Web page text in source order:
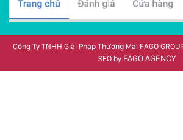
Công Ty TNHH Giải Pháp Thương Mại FAGO
SEO by FAGO AGENCY